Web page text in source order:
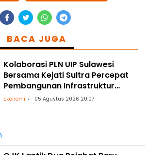
BACA JUGA
Kolaborasi PLN UIP Sulawesi
Bersama Kejati Sultra Percepat
Pembangunan Infrastruktur
Ketenagalistrikan
Ekonomi 05 Agustus 2026 20:07